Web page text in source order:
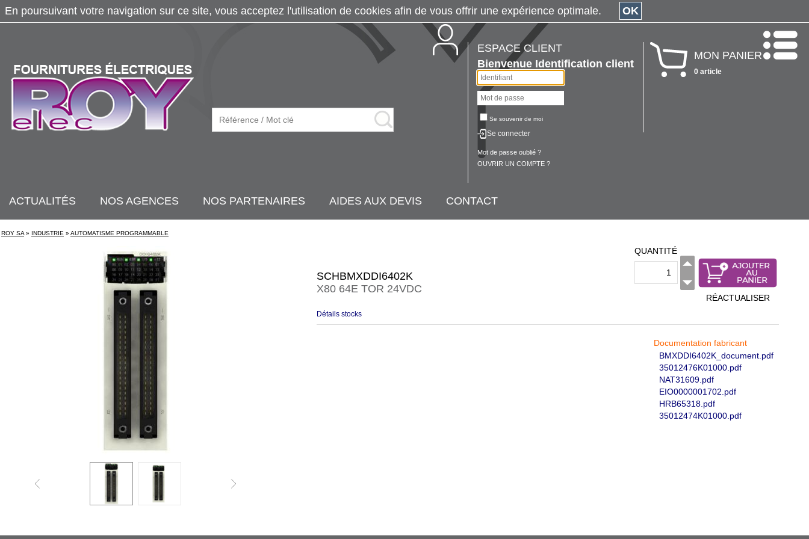
ESPACE CLIENT
Bienvenue Identification client
Se souvenir de moi
Se connecter
Mot de passe oublié ?
OUVRIR UN COMPTE ?
MON PANIER
0 article
ACTUALITÉS NOS AGENCES NOS PARTENAIRES AIDES AUX DEVIS CONTACT
ROY SA » INDUSTRIE » AUTOMATISME PROGRAMMABLE
SCHBMXDDI6402K
X80 64E TOR 24VDC
QUANTITÉ
RÉACTUALISER
Détails stocks
Documentation fabricant
BMXDDI6402K_document.pdf
35012476K01000.pdf
NAT31609.pdf
EIO0000001702.pdf
HRB65318.pdf
35012474K01000.pdf
En poursuivant votre navigation sur ce site, vous acceptez l'utilisation de cookies afin de vous offrir une expérience optimale. OK